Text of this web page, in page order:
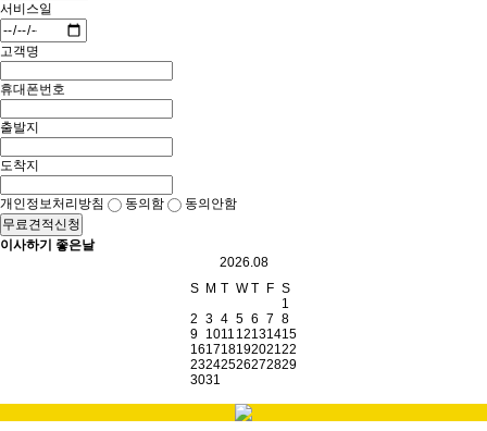
서비스일
고객명
휴대폰번호
출발지
도착지
개인정보처리방침 동의함
동의안함
무료견적신청
이사하기 좋은날
2026.08
S M T W T F S
1
2 3 4 5 6 7 8
9 1011 12131415
16171819202122
23242526272829
3031